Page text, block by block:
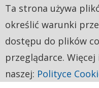
Ta strona używa
określić warunki
dostępu do plików
przeglądarce.
naszej: Polityce